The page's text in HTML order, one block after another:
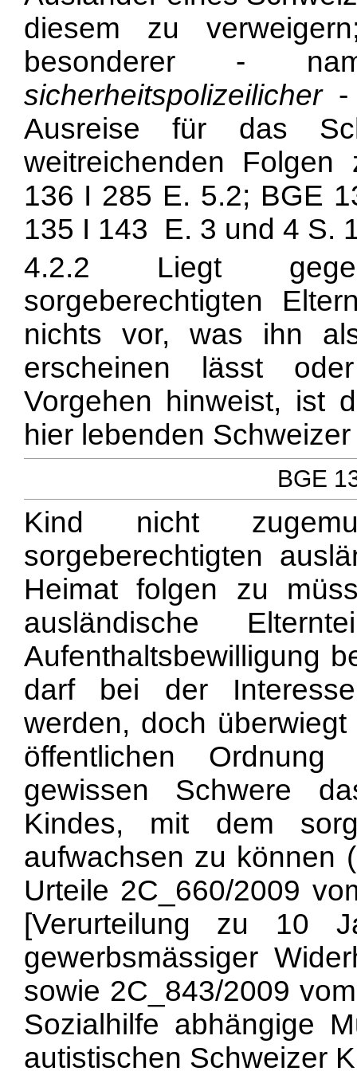
diesem zu
besonderer -
sicherheitspolizeilicher-
Ausreise für das
weitreichenden Folgen
136 I 285 E. 5.2; BGE
135 I 143 E. 3 und 4 S.
4.2.2 Liegt
sorgeberechtigten
nichts vor, was ihn
erscheinen lässt
Vorgehen hinweist, ist
hier lebenden Schweizer
BGE
Kind nicht
sorgeberechtigten
Heimat folgen zu
ausländische
Aufenthaltsbewilligung
darf bei der
werden, doch
öffentlichen
gewissen Schwere
Kindes, mit dem
aufwachsen zu können
Urteile 2C_660/2009
[Verurteilung zu 10
gewerbsmässiger
sowie 2C_843/2009
Sozialhilfe abhängige
autistischen Schweizer